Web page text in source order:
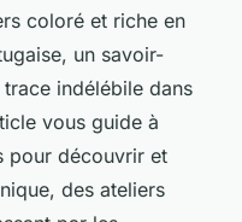
coloré et riche en
un savoir-
indélébile dans
vous guide à
pour découvrir et
des ateliers